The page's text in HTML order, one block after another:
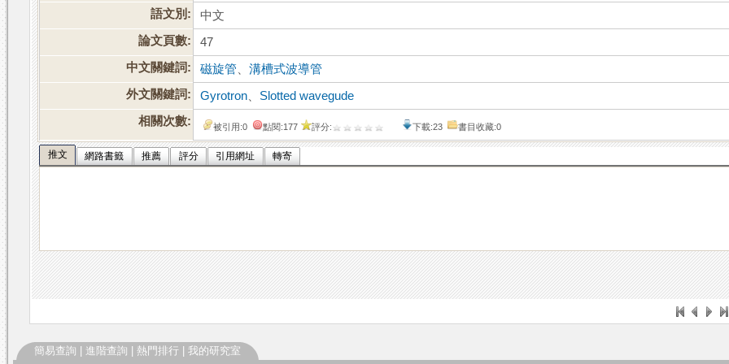
語文別:
中文
論文頁數:
47
中文關鍵詞:
磁旋管 、溝槽式波導管
外文關鍵詞:
Gyrotron
Slotted wavegude
相關次數:
被引用:0 點閱:177 評分: 下載:23 書目收藏:0
推文 網路書籤 推薦 評分 引用網址 轉寄
簡易查詢 進階查詢 熱門排行 我的研究室